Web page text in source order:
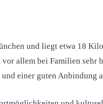
und liegt etwa 18
allem bei Familien
einer guten Anbindung